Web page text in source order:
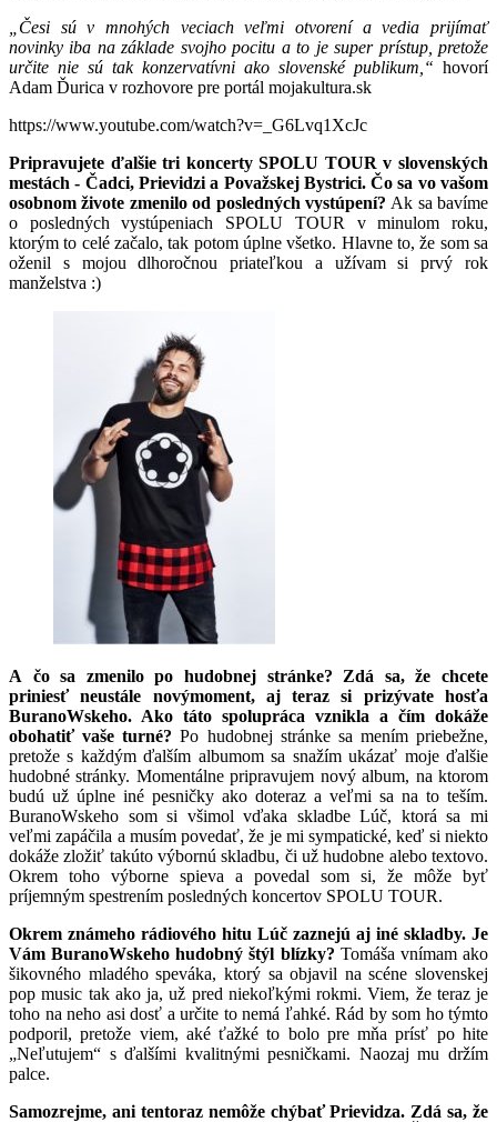
„Česi sú v mnohých veciach veľmi otvorení a vedia prijímať
novinky iba na základe svojho pocitu a to je super prístup, pretože
určite nie sú tak konzervatívni ako slovenské publikum,“ hovorí
Adam Ďurica v rozhovore pre portál mojakultura.sk
https://www.youtube.com/watch?v=_G6Lvq1XcJc
Pripravujete ďalšie tri koncerty SPOLU TOUR v slovenských
mestách - Čadci, Prievidzi a Považskej Bystrici. Čo sa vo vašom
osobnom živote zmenilo od posledných vystúpení? Ak sa bavíme
o posledných vystúpeniach SPOLU TOUR v minulom roku,
ktorým to celé začalo, tak potom úplne všetko. Hlavne to, že som sa
oženil s mojou dlhoročnou priateľkou a užívam si prvý rok
manželstva :)
A čo sa zmenilo po hudobnej stránke? Zdá sa, že chcete
priniesť neustále novýmoment, aj teraz si prizývate hosťa
BuranoWskeho. Ako táto spolupráca vznikla a čím dokáže
obohatiť vaše turné?Po hudobnej stránke sa mením priebežne,
pretože s každým ďalším albumom sa snažím ukázať moje ďalšie
hudobné stránky. Momentálne pripravujem nový album, na ktorom
budú už úplne iné pesničky ako doteraz a veľmi sa na to teším.
BuranoWskeho som si všimol vďaka skladbe Lúč, ktorá sa mi
veľmi zapáčila a musím povedať, že je mi sympatické, keď si niekto
dokáže zložiť takúto výbornú skladbu, či už hudobne alebo textovo.
Okrem toho výborne spieva a povedal som si, že môže byť
príjemným spestrením posledných koncertov SPOLU TOUR.
Okrem známeho rádiového hitu Lúč zaznejú aj iné skladby. Je
Vám BuranoWskeho hudobný štýl blízky? Tomáša vnímam ako
šikovného mladého speváka, ktorý sa objavil na scéne slovenskej
pop music tak ako ja, už pred niekoľkými rokmi. Viem, že teraz je
toho na neho asi dosť a určite to nemá ľahké. Rád by som ho týmto
podporil, pretože viem, aké ťažké to bolo pre mňa prísť po hite
„Neľutujem“ s ďalšími kvalitnými pesničkami. Naozaj mu držím
palce.
Samozrejme, ani tentoraz nemôže chýbať Prievidza. Zdá sa, že